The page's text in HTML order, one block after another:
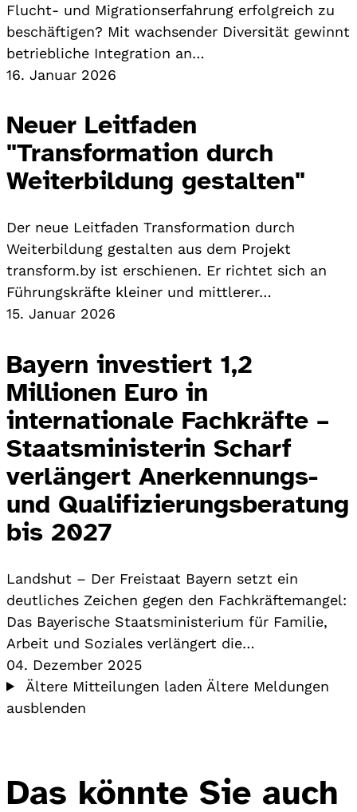
Flucht- und Migrationserfahrung erfolgreich zu
beschäftigen? Mit wachsender Diversität gewinnt
betriebliche Integration an…
16. Januar 2026
Neuer Leitfaden
"Transformation durch
Weiterbildung gestalten"
Der neue Leitfaden Transformation durch
Weiterbildung gestalten aus dem Projekt
transform.by ist erschienen. Er richtet sich an
Führungskräfte kleiner und mittlerer…
15. Januar 2026
Bayern investiert 1,2
Millionen Euro in
internationale Fachkräfte –
Staatsministerin Scharf
verlängert Anerkennungs-
und Qualifizierungsberatung
bis 2027
Landshut – Der Freistaat Bayern setzt ein
deutliches Zeichen gegen den Fachkräftemangel:
Das Bayerische Staatsministerium für Familie,
Arbeit und Soziales verlängert die…
04. Dezember 2025
Ältere Mitteilungen laden Ältere Meldungen
ausblenden
Das könnte Sie auch